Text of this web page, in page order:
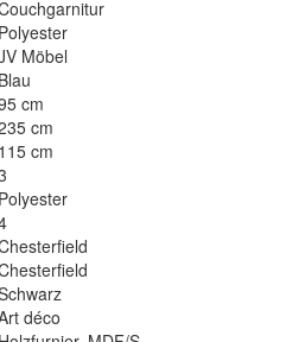
Polyester
Möbel
Blau
cm
cm
115 cm
Polyester
déco